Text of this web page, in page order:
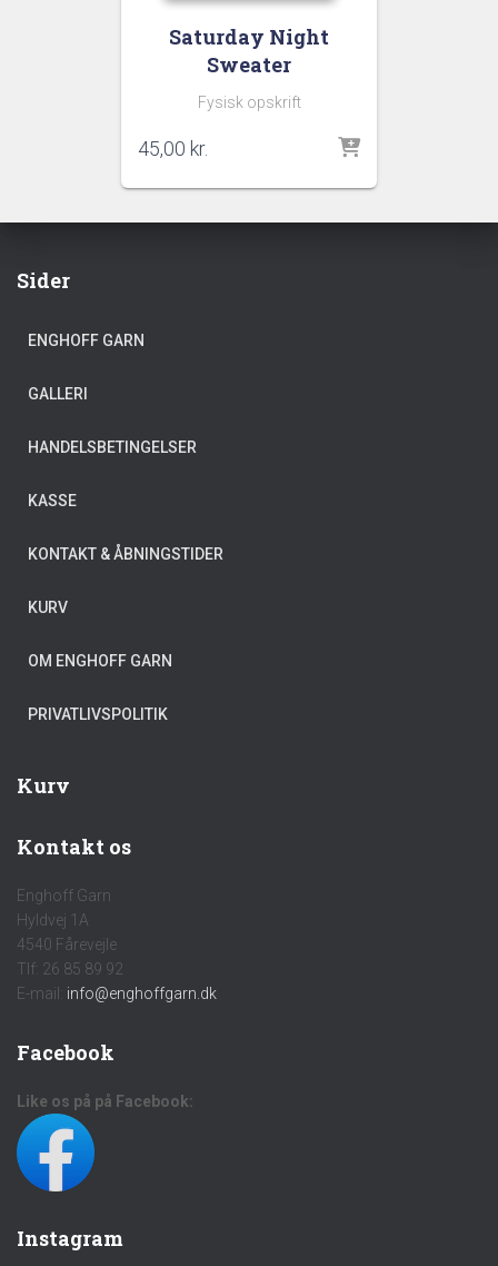
Saturday Night
Sweater
Fysisk opskrift
45,00 kr.
Sider
ENGHOFF GARN
GALLERI
HANDELSBETINGELSER
KASSE
KONTAKT & ÅBNINGSTIDER
KURV
OM ENGHOFF GARN
PRIVATLIVSPOLITIK
Kurv
Kontakt os
Enghoff Garn
Hyldvej 1A
4540 Fårevejle
Tlf: 26 85 89 92
E-mail: info@enghoffgarn.dk
Facebook
Like os på på Facebook:
Instagram